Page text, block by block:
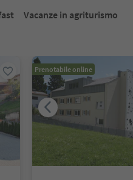
Vacanze in agriturismo
Prenotabile online